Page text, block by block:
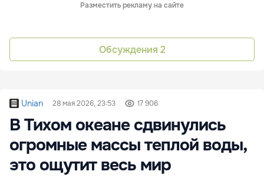
Разместить рекламу на сайте
Обсуждения 2
Unian 28 мая 2026, 23:53 17 906
В Тихом океане сдвинулись
огромные массы теплой воды,
это ощутит весь мир